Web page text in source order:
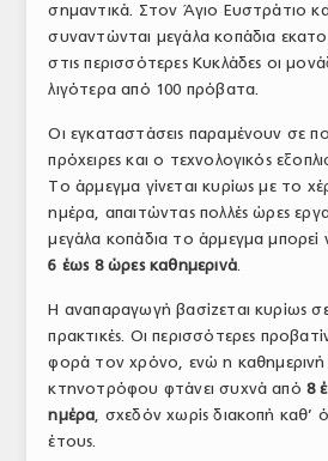
σημαντικά. Στον Άγιο Ευστράτιο
συναντώνται μεγάλα κοπάδια
στις περισσότερες Κυκλάδες οι
λιγότερα από 100 πρόβατα.
Οι εγκαταστάσεις παραμένουν σε
πρόχειρες και ο τεχνολογικός
Το άρμεγμα γίνεται κυρίως με το
ημέρα, απαιτώντας πολλές ώρες
μεγάλα κοπάδια το άρμεγμα μπορεί
6 έως 8 ώρες καθημερινά.
Η αναπαραγωγή βασίζεται κυρίως
πρακτικές. Οι περισσότερες
φορά τον χρόνο, ενώ η
κτηνοτρόφου φτάνει συχνά από8
ημέρα, σχεδόν χωρίς διακοπή καθ’
έτους.